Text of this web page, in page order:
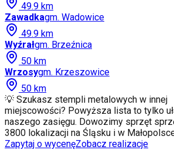
49.9 km
Zawadkagm. Wadowice
49.9 km
Wyźrałgm. Brzeźnica
50 km
Wrzosygm. Krzeszowice
50 km
💡 Szukasz stempli metalowych w innej
miejscowości? Powyższa lista to tylko
naszego zasięgu. Dowozimy sprzęt
3800 lokalizacji na Śląsku i w
Zapytaj o wycenęZobacz realizacje